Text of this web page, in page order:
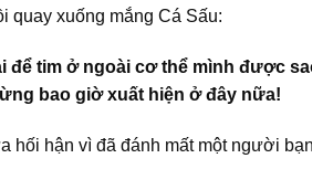
quay xuống mắng Cá Sấu:
để tim ở ngoài cơ thể mình được
bao giờ xuất hiện ở đây nữa!
hối hận vì đã đánh mất một người